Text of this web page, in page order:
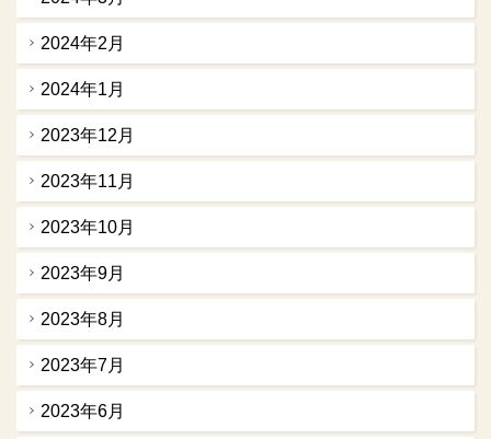
2024年2月
2024年1月
2023年12月
2023年11月
2023年10月
2023年9月
2023年8月
2023年7月
2023年6月